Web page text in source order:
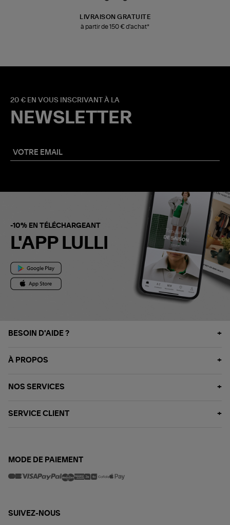
LIVRAISON GRATUITE
à partir de 150 € d'achat*
20 € EN VOUS INSCRIVANT À LA
NEWSLETTER
-10% EN TÉLÉCHARGEANT
L'APP LULLI
BESOIN D'AIDE ?
À PROPOS
NOS SERVICES
SERVICE CLIENT
MODE DE PAIEMENT
SUIVEZ-NOUS